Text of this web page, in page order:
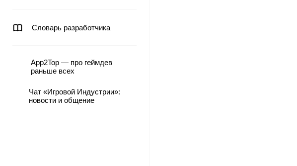
Словарь разработчика
App2Top — про геймдев
раньше всех
Чат «Игровой Индустрии»:
новости и общение